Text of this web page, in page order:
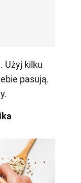
Użyj kilku
pasują.